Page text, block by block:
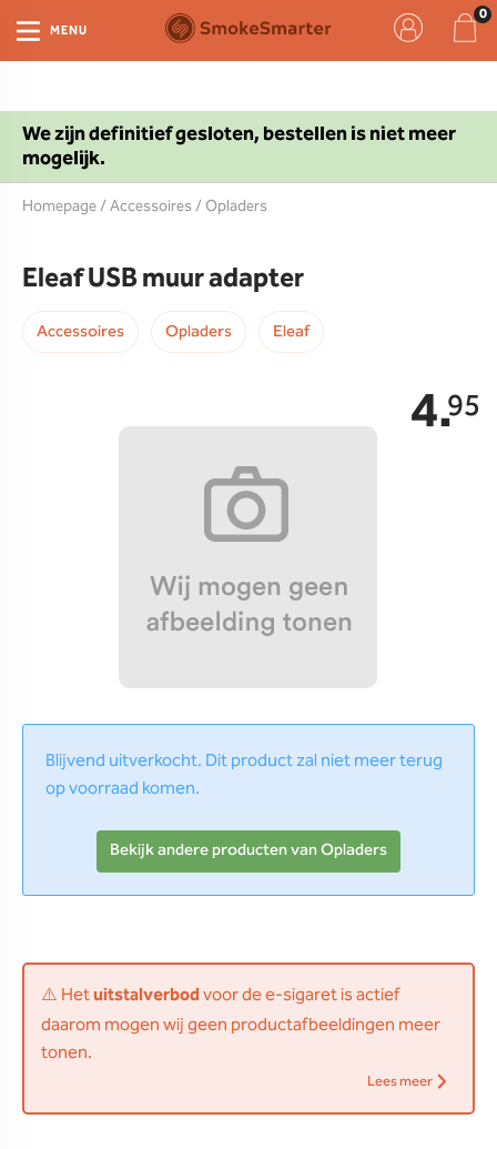
We zijn definitief gesloten, bestellen is niet meer
mogelijk.
MENU
Homepage/Accessoires/Opladers
Eleaf USB muur adapter
Accessoires Opladers Eleaf
4.95
Blijvend uitverkocht. Dit product zal niet meer terug
op voorraad komen.
Bekijk andere producten van Opladers
⚠️ Hetuitstalverbodvoor de e-sigaret is actief
daarom mogen wij geen productafbeeldingen meer
tonen.
Lees meer